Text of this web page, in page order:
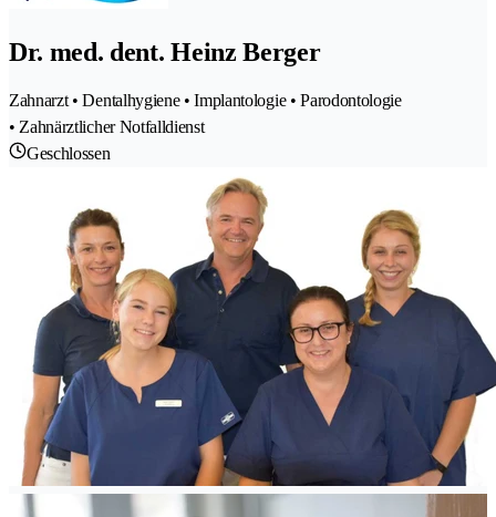
Dr. med. dent. Heinz Berger
Zahnarzt • Dentalhygiene • Implantologie • Parodontologie
• Zahnärztlicher Notfalldienst
Geschlossen